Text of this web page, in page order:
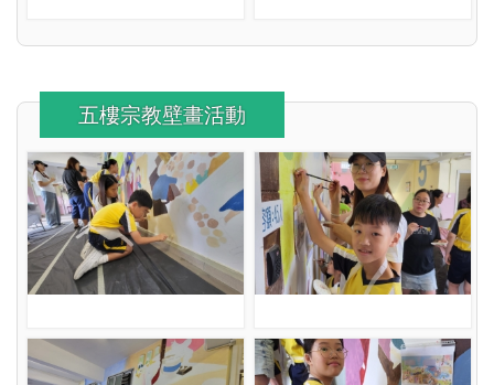
五樓宗教壁畫活動